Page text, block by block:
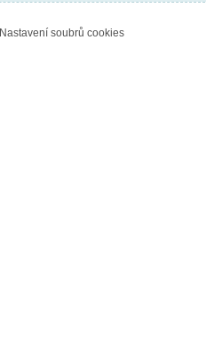
Nastavení soubrů cookies